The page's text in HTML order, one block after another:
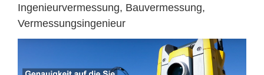
Ingenieurvermessung, Bauvermessung,
Vermessungsingenieur